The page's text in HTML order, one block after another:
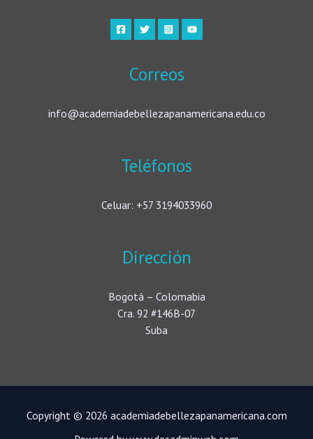
Correos
info@academiadebellezapanamericana.edu.co
Teléfonos
Celuar: +57 3194033960
Dirección
Bogotá – Colomabia
Cra. 92 #146B-07
Suba
Copyright © 2026 academiadebellezapanamericana.com